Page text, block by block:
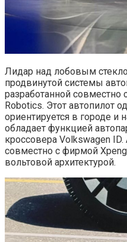
Лидар над лобовым
продвинутой системы
разработанной
Robotics. Этот автопилот
ориентируется в городе и
обладает функцией
кроссовера Volkswagen
совместно с фирмой
вольтовой архитектурой.